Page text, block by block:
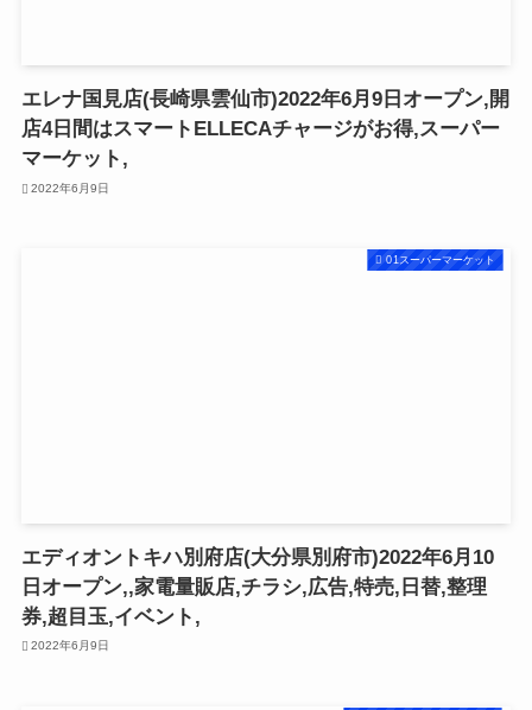
エレナ国見店(長崎県雲仙市)2022年6月9日オープン,開
店4日間はスマートELLECAチャージがお得,スーパー
マーケット,
2022年6月9日
01スーパーマーケット
エディオントキハ別府店(大分県別府市)2022年6月10
日オープン,,家電量販店,チラシ,広告,特売,日替,整理
券,超目玉,イベント,
2022年6月9日